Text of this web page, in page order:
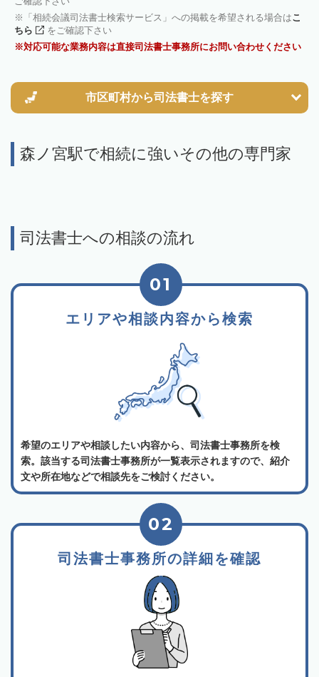
「相続会議司法書士検索サービス」への掲載を希望される場合はこ
ちら
をご確認下さい
対応可能な業務内容は直接司法書士事務所にお問い合わせください
市区町村から司法書士を探す
森ノ宮駅で相続に強いその他の専門家
司法書士への相談の流れ
エリアや相談内容から検索
01
希望のエリアや相談したい内容から、司法書士事務所を検
索。該当する司法書士事務所が一覧表示されますので、紹介
文や所在地などで相談先をご検討ください。
司法書士事務所の詳細を確認
02